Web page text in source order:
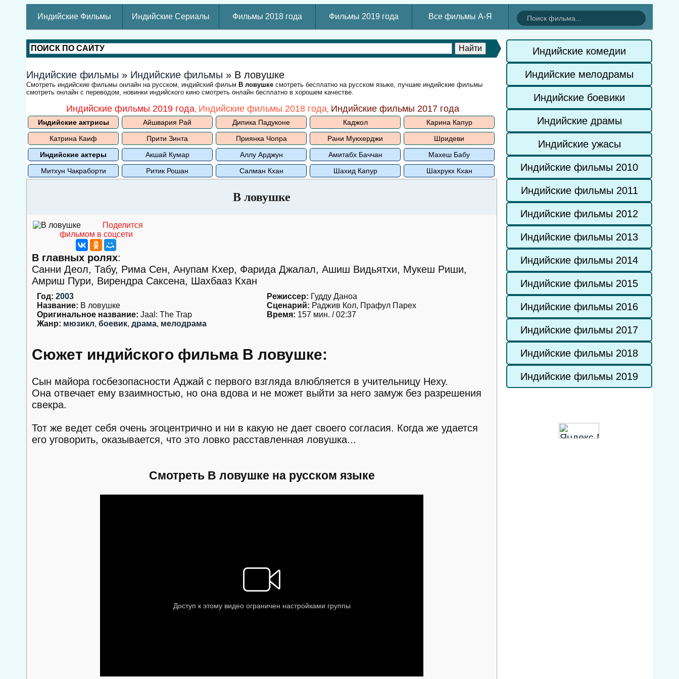
Индийские Фильмы Индийские Сериалы Фильмы 2018 года Фильмы 2019 года Все фильмы А-Я
Индийские фильмы » Индийские фильмы » В ловушке
Смотреть индийские фильмы онлайн на русском, индийский фильм В ловушке смотреть бесплатно на русском языке, лучшие индийские фильмы
смотреть онлайн с переводом, новинки индийского кино смотреть онлайн бесплатно в хорошем качестве.
Индийские фильмы 2019 года, Индийские фильмы 2018 года, Индийские фильмы 2017 года
Индийские актрисы Айшвария Рай Дипика Падуконе Каджол
Карина Капур
Катрина Каиф
Прити Зинта Приянка Чопра Рани Мукхерджи
Шридеви
Индийские актеры
Акшай Кумар Аллу Арджун Амитабх Баччан
Махеш Бабу
Митхун Чакраборти
Ритик Рошан Салман Кхан Шахид Капур Шахрукх Кхан
В ловушке
Поделится
фильмом в соцсети
В главных ролях:
Санни Деол, Табу, Рима Сен, Анупам Кхер, Фарида Джалал, Ашиш Видьятхи, Мукеш Риши,
Амриш Пури, Вирендра Саксена, Шахбааз Кхан
Год: 2003
Название: В ловушке
Оригинальное название: Jaal: The Trap
Жанр: мюзикл, боевик, драма, мелодрама
Режиссер: Гудду Даноа
Сценарий: Раджив Кол, Прафул Парех
Время: 157 мин. / 02:37
Сюжет индийского фильма В ловушке:
Сын майора госбезопасности Аджай с первого взгляда влюбляется в учительницу Неху.
Она отвечает ему взаимностью, но она вдова и не может выйти за него замуж без разрешения
свекра.
Тот же ведет себя очень эгоцентрично и ни в какую не дает своего согласия. Когда же удается
его уговорить, оказывается, что это ловко расставленная ловушка...
Смотреть В ловушке на русском языке
Индийские комедии
Индийские мелодрамы
Индийские боевики
Индийские драмы
Индийские ужасы
Индийские фильмы 2010
Индийские фильмы 2011
Индийские фильмы 2012
Индийские фильмы 2013
Индийские фильмы 2014
Индийские фильмы 2015
Индийские фильмы 2016
Индийские фильмы 2017
Индийские фильмы 2018
Индийские фильмы 2019